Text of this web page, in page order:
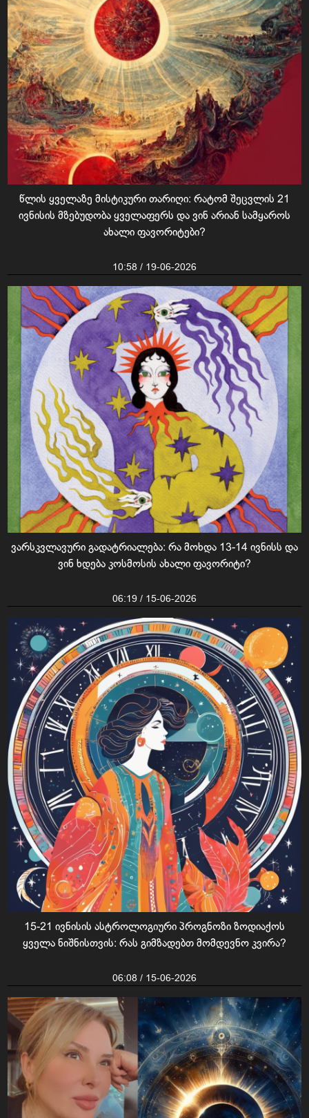
წლის ყველაზე მისტიკური თარიღი: რატომ შეცვლის 21
ივნისის მზებუდობა ყველაფერს და ვინ არიან სამყაროს
ახალი ფავორიტები?
10:58 / 19-06-2026
ვარსკვლავური გადატრიალება: რა მოხდა 13-14 ივნისს და
ვინ ხდება კოსმოსის ახალი ფავორიტი?
06:19 / 15-06-2026
15-21 ივნისის ასტროლოგიური პროგნოზი ზოდიაქოს
ყველა ნიშნისთვის: რას გიმზადებთ მომდევნო კვირა?
06:08 / 15-06-2026